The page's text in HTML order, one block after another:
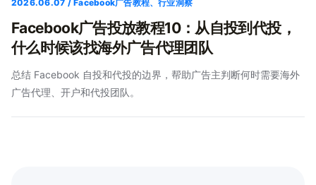
2026.06.07 / Facebook广告教程、行业洞察
Facebook广告投放教程10：从自投到代投，
什么时候该找海外广告代理团队
总结 Facebook 自投和代投的边界，帮助广告主判断何时需要海外
广告代理、开户和代投团队。